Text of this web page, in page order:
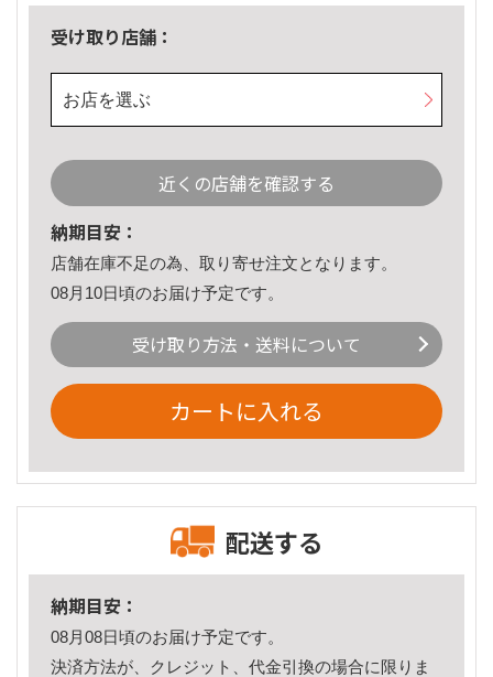
受け取り店舗：
お店を選ぶ
近くの店舗を確認する
納期目安：
店舗在庫不足の為、取り寄せ注文となります。
08月10日頃のお届け予定です。
受け取り方法・送料について
カートに入れる
配送する
納期目安：
08月08日頃のお届け予定です。
決済方法が、クレジット、代金引換の場合に限りま